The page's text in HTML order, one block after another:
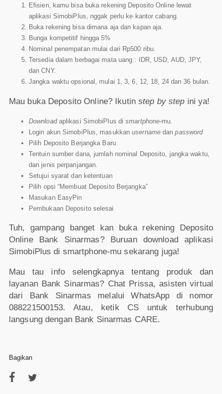
Efisien, kamu bisa buka rekening Deposito Online lewat
aplikasi SimobiPlus, nggak perlu ke kantor cabang.
Buka rekening bisa dimana aja dan kapan aja.
Bunga kompetitif hingga 5%
Nominal penempatan mulai dari Rp500 ribu.
Tersedia dalam berbagai mata uang : IDR, USD, AUD, JPY,
dan CNY.
Jangka waktu opsional, mulai 1, 3, 6, 12, 18, 24 dan 36 bulan.
Mau buka Deposito Online? Ikutinstep by step ini ya!
Downloadaplikasi SimobiPlus dismartphone-mu.
Login akun SimobiPlus, masukkanusernamedanpassword
Pilih Deposito Berjangka Baru
Tentuin sumber dana, jumlah nominal Deposito, jangka waktu,
dan jenis perpanjangan.
Setujui syarat dan ketentuan
Pilih opsi “Membuat Deposito Berjangka”
Masukan EasyPin
Pembukaan Deposito selesai
Tuh, gampang banget kan buka rekening Deposito
Online Bank Sinarmas? Buruan download aplikasi
SimobiPlus di smartphone-mu sekarang juga!
Mau tau info selengkapnya tentang produk dan
layanan Bank Sinarmas? Chat Prissa, asisten virtual
dari Bank Sinarmas melalui WhatsApp di nomor
088221500153. Atau, ketik CS untuk terhubung
langsung dengan Bank Sinarmas CARE.
Bagikan